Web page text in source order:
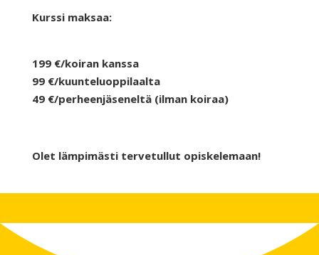
Kurssi maksaa:
199 €/koiran kanssa
99 €/kuunteluoppilaalta
49 €/perheenjäseneltä (ilman koiraa)
Olet lämpimästi tervetullut opiskelemaan!